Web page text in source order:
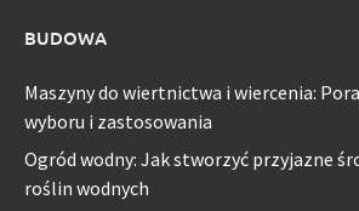
BUDOWA
Maszyny do wiertnictwa i wiercenia:
wyboru i zastosowania
Ogród wodny: Jak stworzyć przyjazne
roślin wodnych